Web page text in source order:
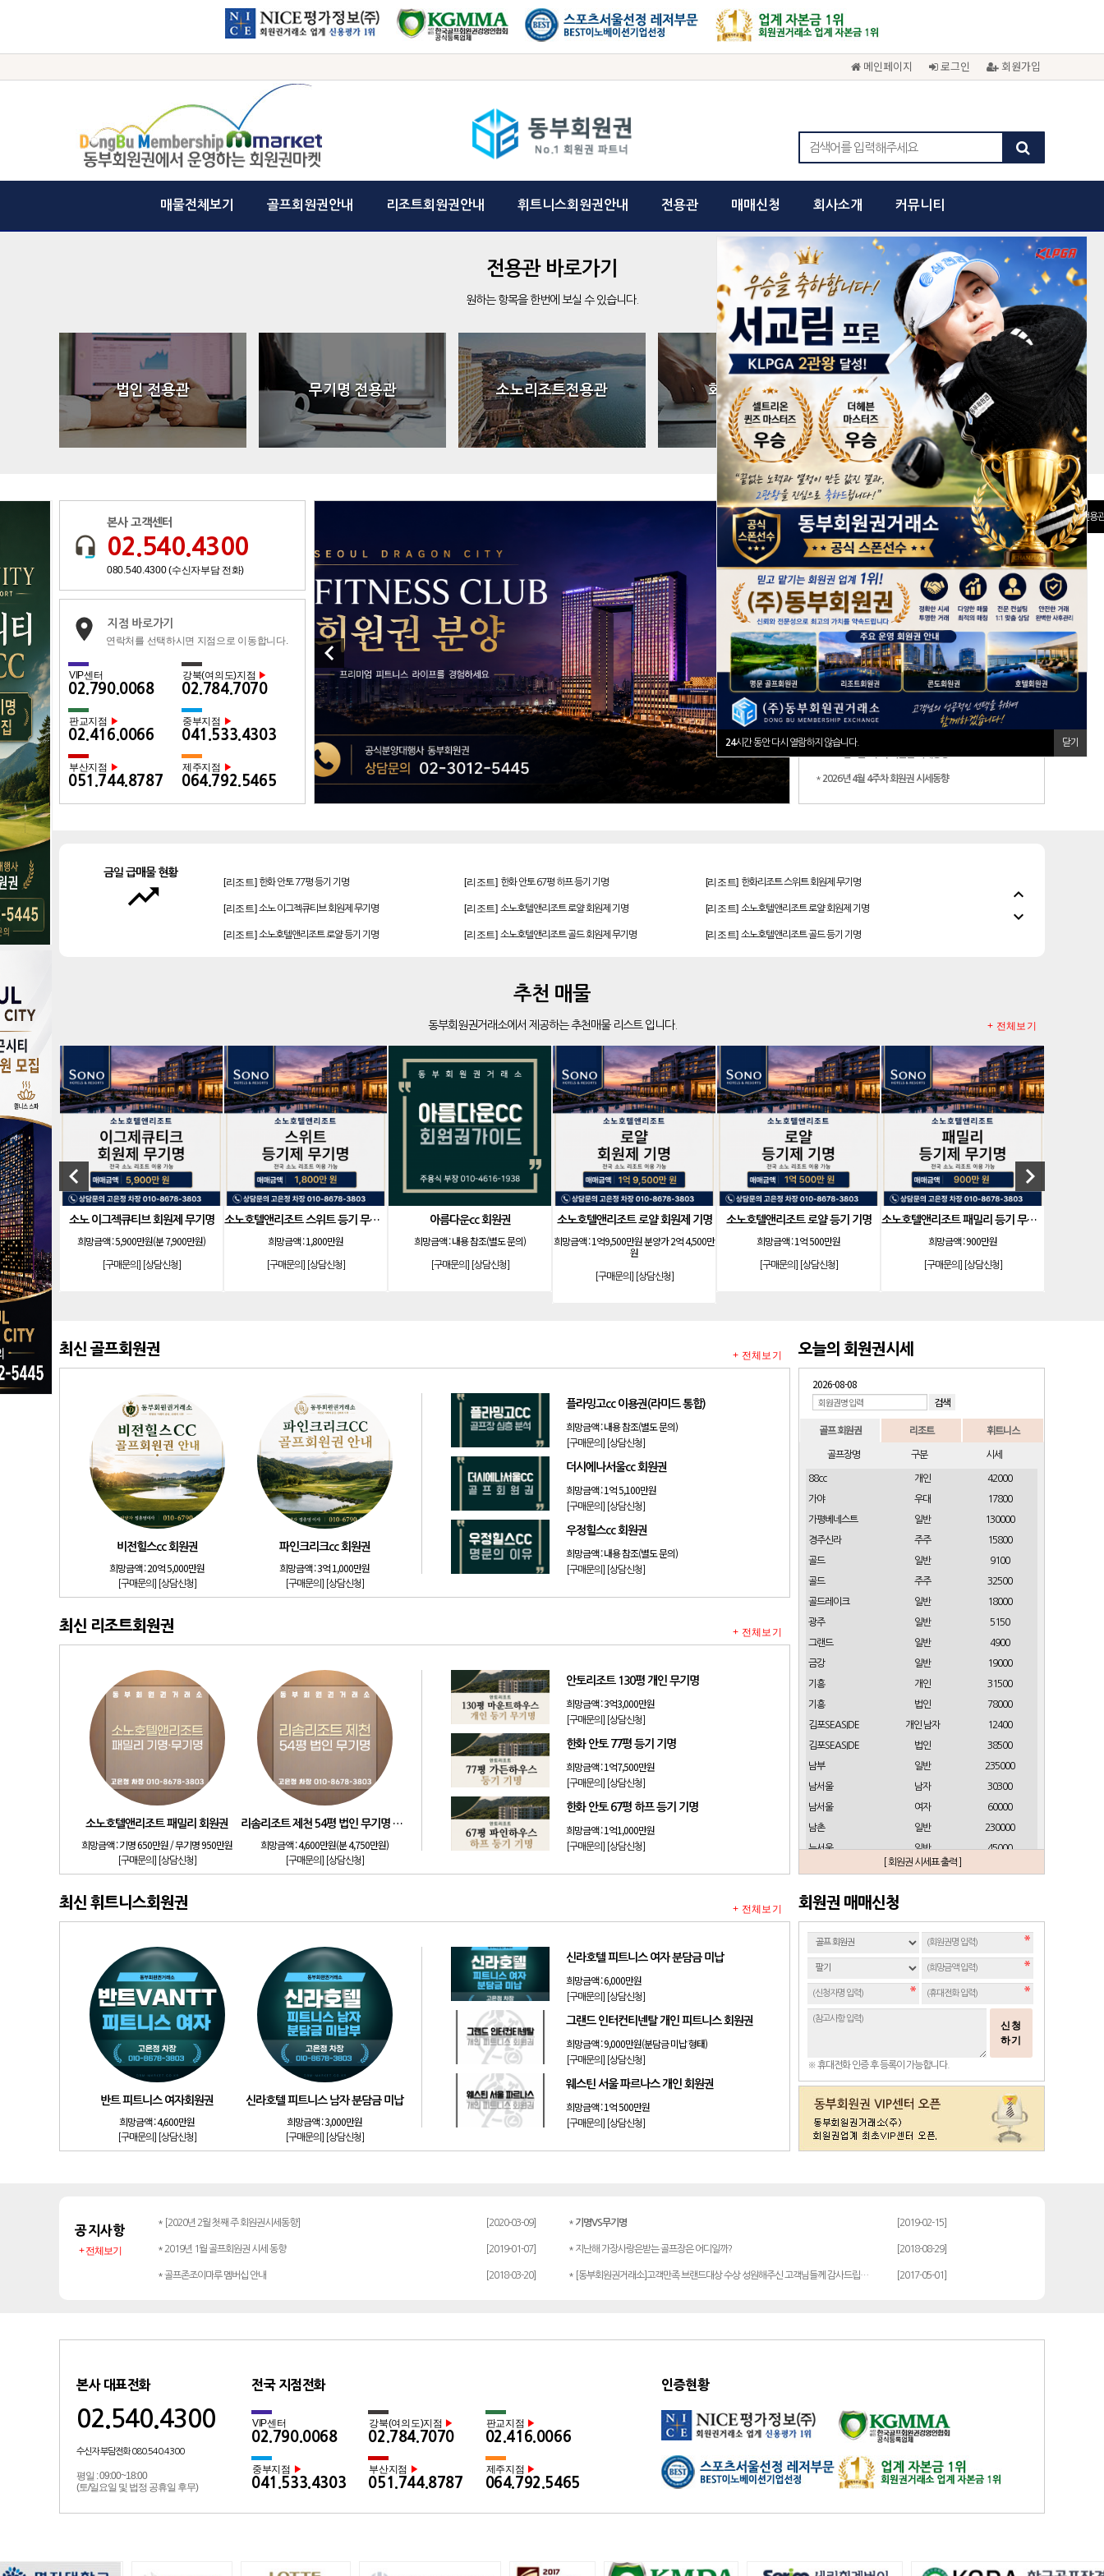
메인페이지 로그인 회원가입
매물전체보기 골프회원권안내 리조트회원권안내 휘트니스회원권안내 전용관 매매신청 회사소개 커뮤니티
24시간 동안 다시 열람하지 않습니다. 닫기
전용관 바로가기
원하는 항목을 한번에 보실 수 있습니다.
법인 전용관 무기명 전용관 소노리조트전용관 회원권 분양관 선불카드
cancel
전용
keyboard_arrow_left keyboard_arrow_right
본사 고객센터
02.540.4300
080.540.4300 (수신자부담 전화)
지점 바로가기
연락처를 선택하시면 지점으로 이동합니다.
VIP센터
02.790.0068
강북(여의도)지점 ▶
02.784.7070
판교지점 ▶
02.416.0066
중부지점 ▶
041.533.4303
부산지점 ▶
051.744.8787
제주지점 ▶
064.792.5465
ID 저장 아이디/비밀번호 찾기 [회원가입]
회원권 시세정보
*반얀트리클럽앤스파서울, 키즈시설 확충 및 신규 건물 신축 계획
* 2026년 6월 2주차 회원권 시세동향
* 2026년 5월 4주차 회원권 시세동향
*2026년 5월 3주차 회원권 시세동향
* 2026년 4월 4주차 회원권 시세동향
+ 전체보기
금일 급매물 현황
trending_up [리조트] 한화 안토 77평 등기 기명 [리조트] 한화 안토 67평 하프 등기 기명 [리조트] 한화리조트 스위트 회원제 무기명
[리조트] 소노 이그젝큐티브 회원제 무기명 [리조트] 소노호텔앤리조트 로얄 회원제 기명 [리조트] 소노호텔앤리조트 로얄 회원제 기명
[리조트] 소노호텔앤리조트 로얄 등기 기명 [리조트] 소노호텔앤리조트 골드 회원제 무기명 [리조트] 소노호텔앤리조트 골드 등기 기명
발리오스cc 회원권 종류
[골프] 양주cc 골프회원권 [골프]더시에나서울cc 회원권 [골프] 레이크우드cc 프리빌리지
[골프] 신원CC 골프회원권 비전힐스cc 골프회원권 [리조트] 리솜리조트 제천 54평 법인 무기명 회원제
expand_less
expand_more
추천 매물
동부회원권거래소에서 제공하는 추천매물 리스트 입니다. + 전체보기
keyboard_arrow_left
로얄 회원제 기명
원 분양가 2억 4,500만
원
][상담신청]
소노호텔앤리조트 로얄 등기 기명
희망금액 :1억 500만원
[구매문의][상담신청]
희망금액 :900만원
[구매문의][상담신청]
더시에나서울cc 회원권
희망금액 :1억 5,100만원
[구매문의][상담신청]
비전힐스cc 회원권
희망금액 :20억 5,000만원
더시에나서울cc 회원권
희망금액 :1억 5,100만원
[구매문의][상담신청]
플라밍고cc 이용권(라미드 통합)
희망금액 :내용 참조(별도 문의)
[구매문의][상담신청]
keyboard_arrow_right
최신 골프회원권
비전힐스cc 회원권
희망금액 :20억 5,000만원
[구매문의] [상담신청]
파인크리크cc 회원권
희망금액 :3억 1,000만원
[구매문의] [상담신청]
플라밍고cc 이용권(라미드 통합)
희망금액 :내용 참조(별도 문의)
[구매문의] [상담신청]
더시에나서울cc 회원권
희망금액 :1억 5,100만원
[구매문의] [상담신청]
우정힐스cc 회원권
희망금액 :내용 참조(별도 문의)
[구매문의] [상담신청]
+ 전체보기
최신 리조트회원권
소노호텔앤리조트 패밀리 회원권
희망금액 :기명 650만원 / 무기명 950만원
[구매문의] [상담신청]
리솜리조트 제천 54평 법인 무기명 회원제
희망금액 :4,600만원(분 4,750만원)
[구매문의] [상담신청]
안토리조트 130평 개인 무기명
희망금액 :3억3,000만원
[구매문의] [상담신청]
한화 안토 77평 등기 기명
희망금액 :1억7,500만원
[구매문의] [상담신청]
한화 안토 67평 하프 등기 기명
희망금액 :1억1,000만원
[구매문의] [상담신청]
+ 전체보기
최신 휘트니스회원권
반트 피트니스 여자회원권
희망금액 :4,600만원
[구매문의] [상담신청]
신라호텔 피트니스 남자 분담금 미납
희망금액 :3,000만원
[구매문의] [상담신청]
신라호텔 피트니스 여자 분담금 미납
희망금액 :6,000만원
[구매문의] [상담신청]
그랜드 인터컨티넨탈 개인 피트니스 회원권
희망금액 :9,000만원(분담금 미납 형태)
[구매문의] [상담신청]
웨스틴 서울 파르나스 개인 회원권
희망금액 :1억 500만원
[구매문의] [상담신청]
+ 전체보기
오늘의 회원권시세
2026-08-08
골프 회원권 리조트 휘트니스
골프장명 구분 시세
88cc 개인 42000
가야 우대 17800
가평베네스트 일반 130000
경주신라 주주 15800
골드 일반 9100
골드 주주 32500
골드레이크 일반 18000
광주 일반 5150
그랜드 일반 4900
금강 일반 19000
기흥 개인 31500
기흥 법인 78000
김포SEASIDE 개인 남자 12400
김포SEASIDE 법인 38500
남부 일반 235000
남서울 남자 30300
남서울 여자 60000
남촌 일반 230000
뉴서울 일반 45000
개인(분12000)
뉴스프링빌 주중개인(분3000)
뉴코리아 남자 23700
대구 일반 정회원
도고 일반
동래베네스트 17500
27500
10000
22000
렉스필드 일반 121000
일반
서원밸리 일반
송추 일반 79500
아시아나 일반
주중가족
아시아나 주중개인
아시아드 일반 48700
주중(분2500)
[ 회원권 시세표 출력 ]
회원권 매매신청
신청
하기
※ 휴대전화 인증 후 등록이 가능합니다.
공지사항
* [2020년 2월 첫째 주 회원권시세동향] [2020-03-09] * 기명VS무기명 [2019-02-15]
* 2019년 1월 골프회원권 시세 동향 [2019-01-07] * 지난해 가장사랑은받는 골프장은 어디일까? [2018-08-29]
* 골프존조이마루 멤버십 안내 [2018-03-20] * [동부회원권거래소]고객만족 브랜드대상 수상 성원해주신 고객님들께 감사드립… [2017-05-01]
+ 전체보기
본사 대표전화
02.540.4300
수신자 부담전화 080.540.4300
평일 : 09:00~18:00
(토/일요일 및 법정 공휴일 후무)
전국 지점전화
VIP센터
02.790.0068
강북(여의도)지점 ▶
02.784.7070
판교지점 ▶
02.416.0066
중부지점 ▶
041.533.4303
부산지점 ▶
051.744.8787
제주지점 ▶
064.792.5465
인증현황